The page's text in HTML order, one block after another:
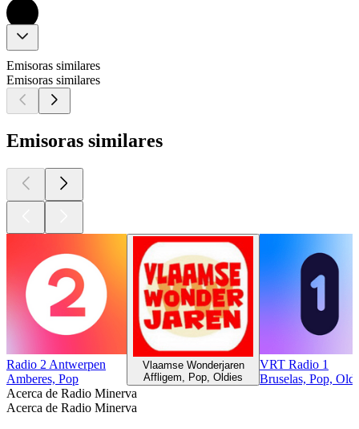
Emisoras similares
Emisoras similares
Emisoras similares
Radio 2 Antwerpen
Amberes, Pop
Vlaamse Wonderjaren
Affligem, Pop, Oldies
VRT Radio 1
Bruselas, Pop,
Acerca de Radio Minerva
Acerca de Radio Minerva